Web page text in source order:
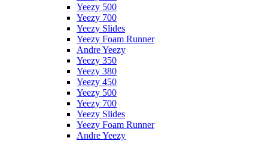
Yeezy 500
Yeezy 700
Yeezy Slides
Yeezy Foam Runner
Andre Yeezy
Yeezy 350
Yeezy 380
Yeezy 450
Yeezy 500
Yeezy 700
Yeezy Slides
Yeezy Foam Runner
Andre Yeezy